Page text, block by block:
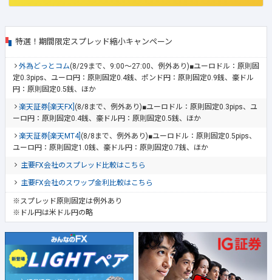
特選！期間限定スプレッド縮小キャンペーン
外為どっとコム(8/29まで、9:00～27:00、例外あり)■ユーロドル：原則固
定0.3pips、ユーロ円：原則固定0.4銭、ポンド円：原則固定0.9銭、豪ドル
円：原則固定0.5銭、ほか
楽天証券[楽天FX] (8/8まで、例外あり)■ユーロドル：原則固定0.3pips、ユ
ーロ円：原則固定0.4銭、豪ドル円：原則固定0.5銭、ほか
楽天証券[楽天MT4] (8/8まで、例外あり)■ユーロドル：原則固定0.5pips、
ユーロ円：原則固定1.0銭、豪ドル円：原則固定0.7銭、ほか
主要FX会社のスプレッド比較はこちら
主要FX会社のスワップ金利比較はこちら
※スプレッド原則固定は例外あり
※ドル円は米ドル円の略